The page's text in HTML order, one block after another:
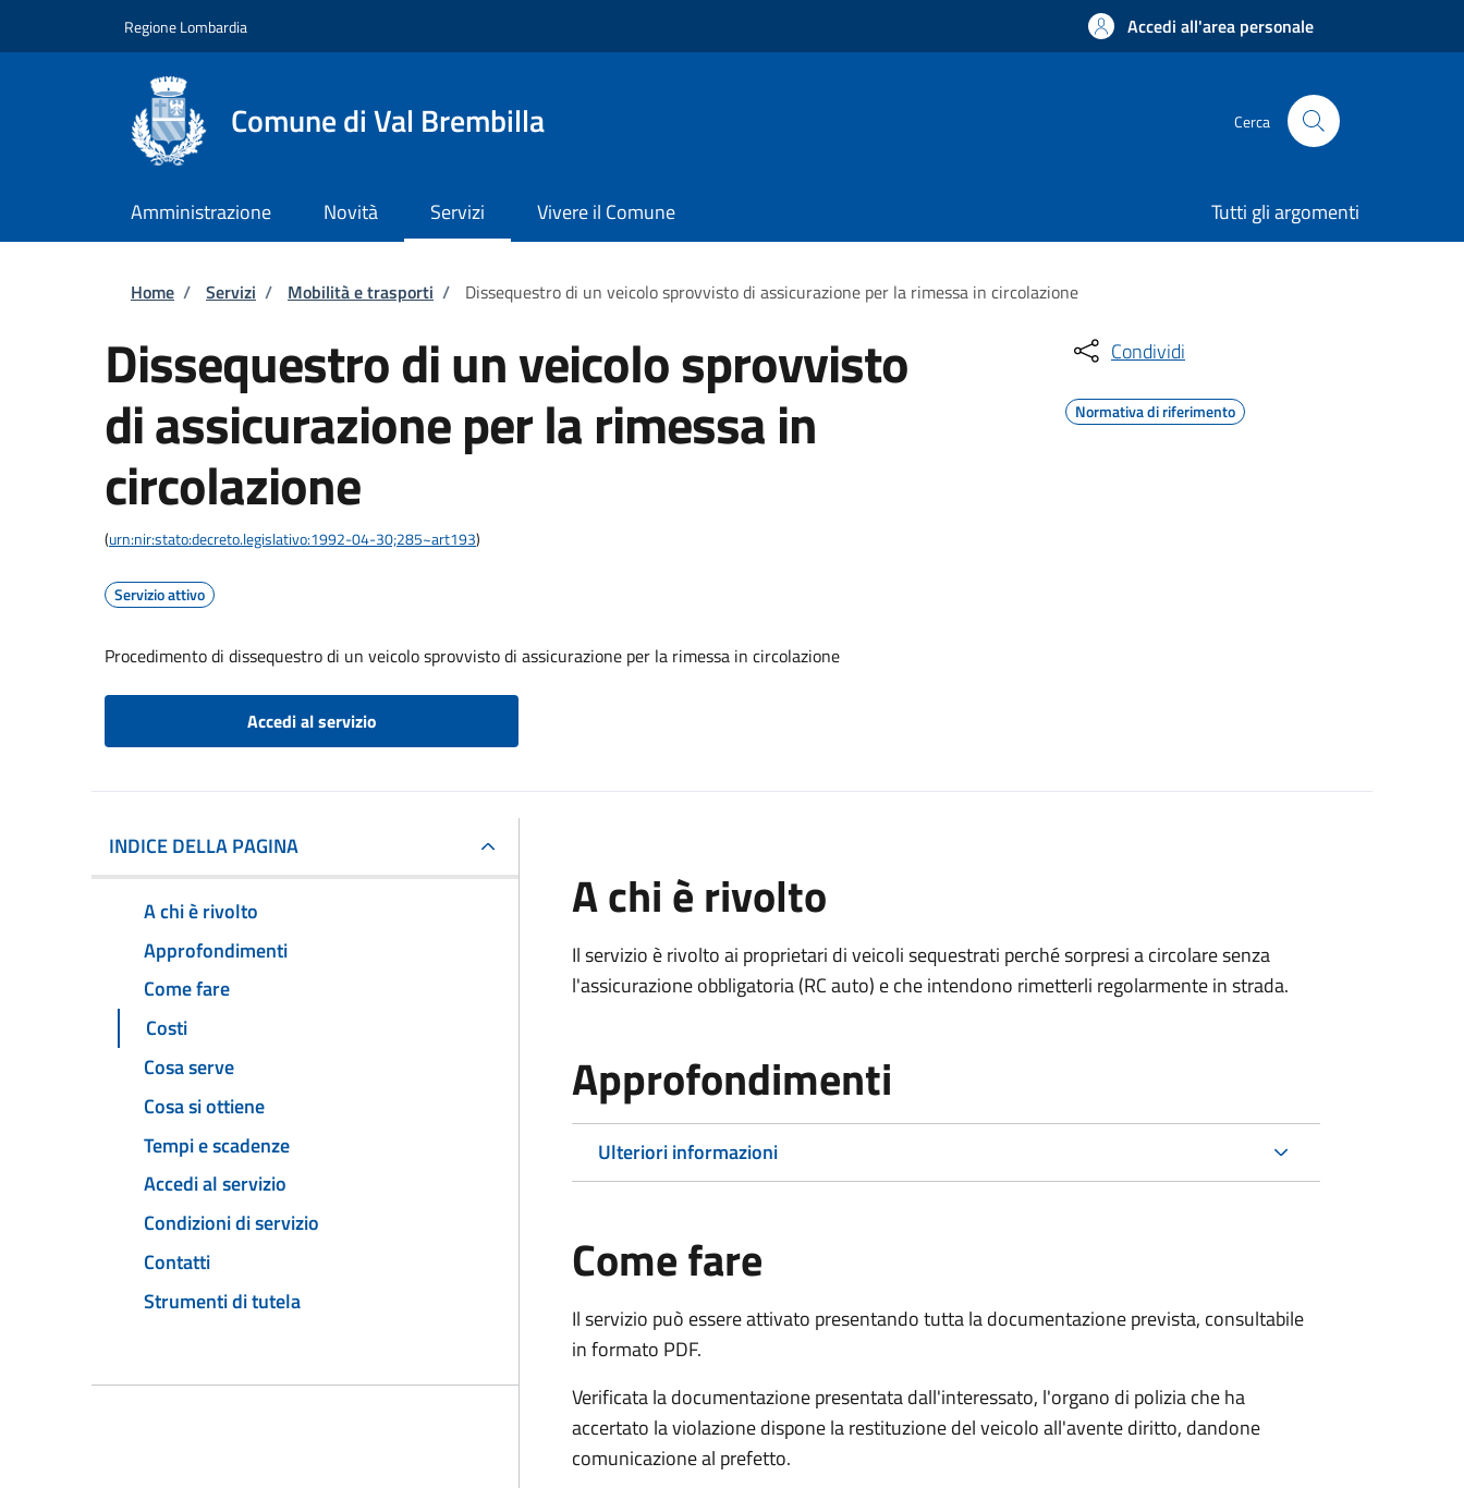
Regione Lombardia Accedi all'area personale
Comune di Val Brembilla Cerca
Amministrazione Novità Servizi Vivere il Comune Tutti gli argomenti
Briciole di pane
Home / Servizi / Mobilità e trasporti / Dissequestro di un veicolo sprovvisto di assicurazione per la rimessa in circolazione
Dissequestro di un veicolo sprovvisto
di assicurazione per la rimessa in
circolazione
(urn:nir:stato:decreto.legislativo:1992-04-30;285~art193)
Servizio attivo
Procedimento di dissequestro di un veicolo sprovvisto di assicurazione per la rimessa in circolazione
Accedi al servizio
Condividi
Normativa di riferimento
INDICE DELLA PAGINA
A chi è rivolto
Approfondimenti
Come fare
Costi
Cosa serve
Cosa si ottiene
Tempi e scadenze
Accedi al servizio
Condizioni di servizio
Contatti
Strumenti di tutela
A chi è rivolto
Il servizio è rivolto ai proprietari di veicoli sequestrati perché sorpresi a circolare senza
l'assicurazione obbligatoria (RC auto) e che intendono rimetterli regolarmente in strada.
Approfondimenti
Ulteriori informazioni
Come fare
Il servizio può essere attivato presentando tutta la documentazione prevista, consultabile
in formato PDF.
Verificata la documentazione presentata dall'interessato, l'organo di polizia che ha
accertato la violazione dispone la restituzione del veicolo all'avente diritto, dandone
comunicazione al prefetto.